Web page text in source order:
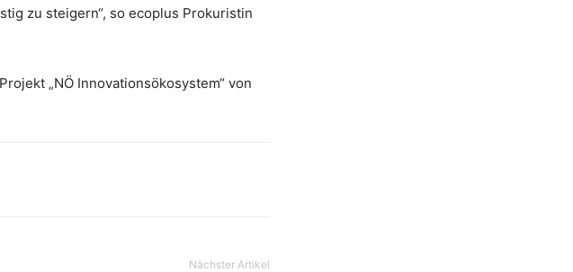
zu steigern“, so ecoplus Prokuristin
„NÖ Innovationsökosystem“ von
Nächster Artikel